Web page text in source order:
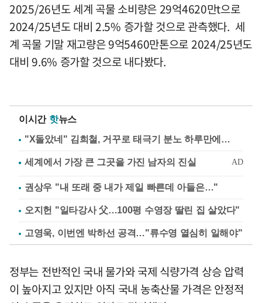
2025/26년도 세계 곡물 소비량은 29억4620만t으로
2024/25년도 대비 2.5% 증가할 것으로 관측했다. 세
계 곡물 기말 재고량은 9억5460만톤으로 2024/25년도
대비 9.6% 증가할 것으로 내다봤다.
이시간 핫뉴스
"X돌았네" 김희철, 거꾸로 태극기 분노 하루만에…
권상우 "내 또래 중 내가 제일 빠른데 아들은…"
오지헌 "일타강사 父…100평 수영장 딸린 집 살았다"
고영욱, 이번엔 박하선 공격…"류수영 열심히 일해야"
정부는 전반적인 국내 물가와 국제 식량가격 상승 압력
이 높아지고 있지만 아직 국내 농축산물 가격은 안정적